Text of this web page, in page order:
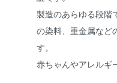
製造のあらゆる段階
の染料、重金属など
す。
赤ちゃんやアレルギ